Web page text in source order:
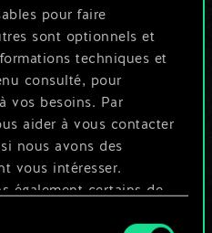
pour faire
sont optionnels et
techniques et
consulté, pour
vos besoins. Par
aider à vous contacter
nous avons des
vous intéresser.
également certains de
peut être
plus !
créer un guide
le jeu